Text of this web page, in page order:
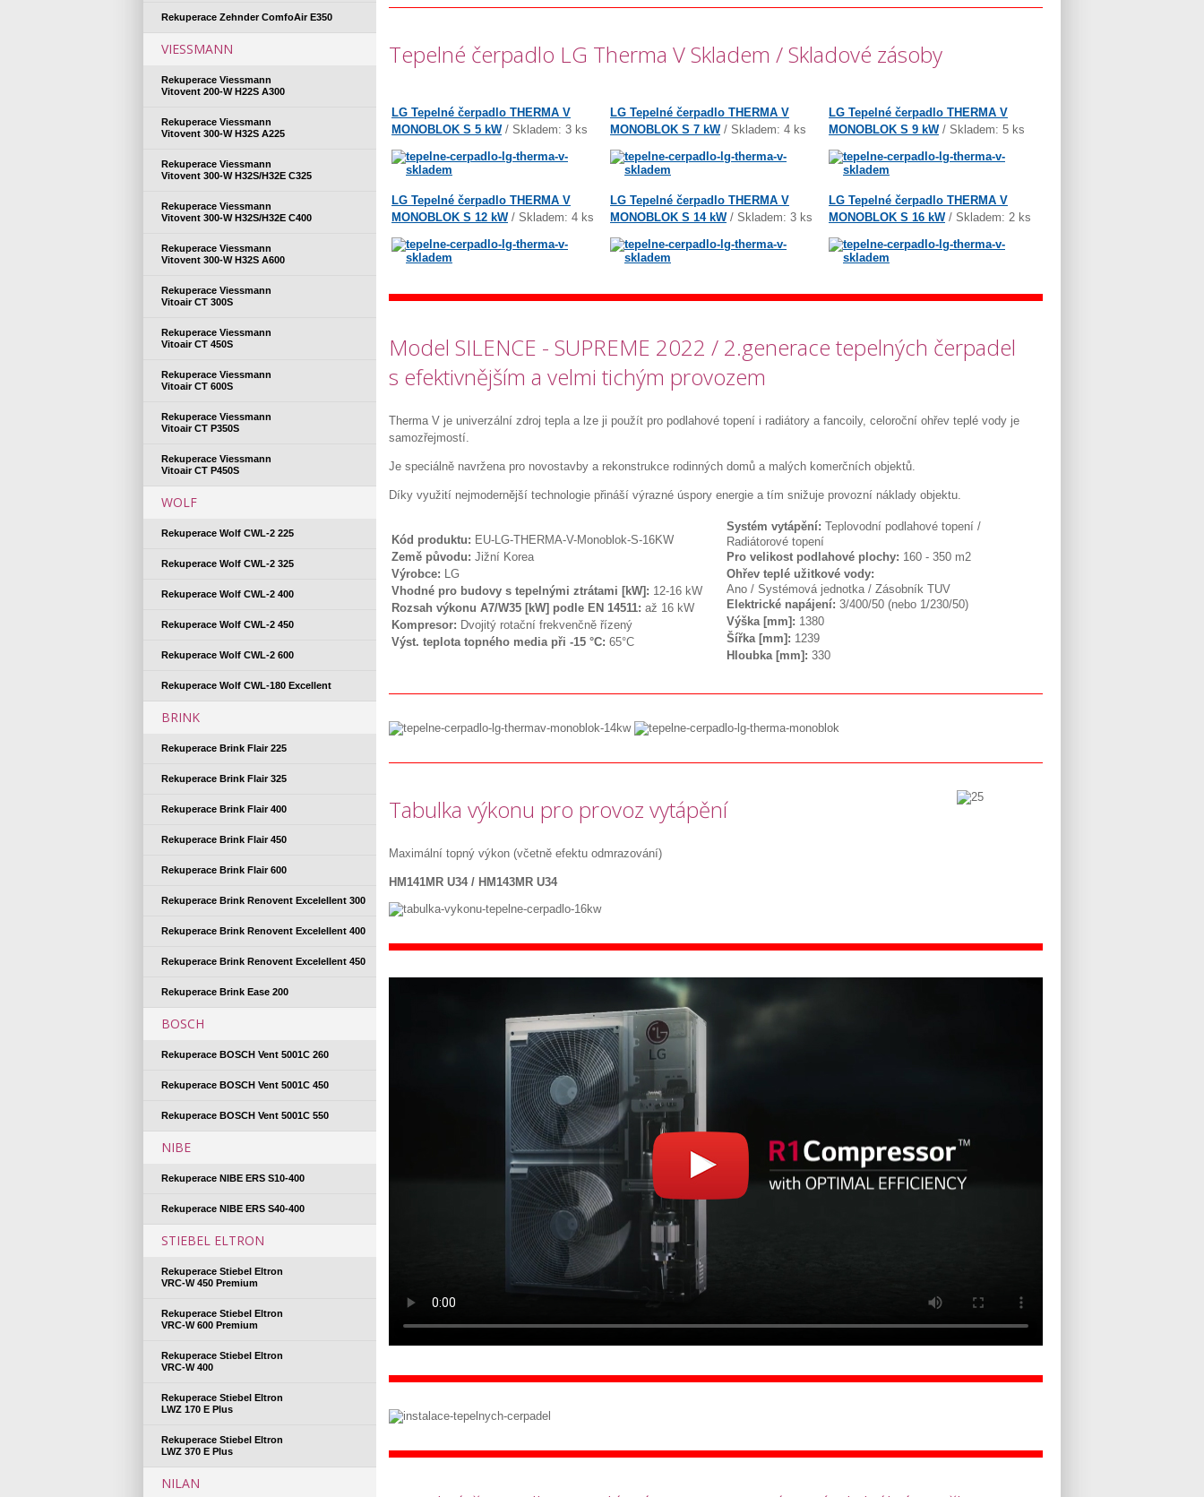
Rekuperace Zehnder ComfoAir E350
VIESSMANN
Rekuperace Viessmann
Vitovent 200-W H22S A300
Rekuperace Viessmann
Vitovent 300-W H32S A225
Rekuperace Viessmann
Vitovent 300-W H32S/H32E C325
Rekuperace Viessmann
Vitovent 300-W H32S/H32E C400
Rekuperace Viessmann
Vitovent 300-W H32S A600
Rekuperace Viessmann
Vitoair CT 300S
Rekuperace Viessmann
Vitoair CT 450S
Rekuperace Viessmann
Vitoair CT 600S
Rekuperace Viessmann
Vitoair CT P350S
Rekuperace Viessmann
Vitoair CT P450S
WOLF
Rekuperace Wolf CWL-2 225
Rekuperace Wolf CWL-2 325
Rekuperace Wolf CWL-2 400
Rekuperace Wolf CWL-2 450
Rekuperace Wolf CWL-2 600
Rekuperace Wolf CWL-180 Excellent
BRINK
Rekuperace Brink Flair 225
Rekuperace Brink Flair 325
Rekuperace Brink Flair 400
Rekuperace Brink Flair 450
Rekuperace Brink Flair 600
Rekuperace Brink Renovent Excelellent 300
Rekuperace Brink Renovent Excelellent 400
Rekuperace Brink Renovent Excelellent 450
Rekuperace Brink Ease 200
BOSCH
Rekuperace BOSCH Vent 5001C 260
Rekuperace BOSCH Vent 5001C 450
Rekuperace BOSCH Vent 5001C 550
NIBE
Rekuperace NIBE ERS S10-400
Rekuperace NIBE ERS S40-400
STIEBEL ELTRON
Rekuperace Stiebel Eltron
VRC-W 450 Premium
Rekuperace Stiebel Eltron
VRC-W 600 Premium
Rekuperace Stiebel Eltron
VRC-W 400
Rekuperace Stiebel Eltron
LWZ 170 E Plus
Rekuperace Stiebel Eltron
LWZ 370 E Plus
NILAN
Tepelné čerpadlo LG Therma V Skladem / Skladové zásoby
LG Tepelné čerpadlo THERMA V
MONOBLOK S 5 kW/ Skladem: 3 ks
LG Tepelné čerpadlo THERMA V
MONOBLOK S 7 kW/ Skladem: 4 ks
LG Tepelné čerpadlo THERMA V
MONOBLOK S 9 kW/ Skladem: 5 ks
LG Tepelné čerpadlo THERMA V
MONOBLOK S 12 kW/ Skladem: 4 ks
LG Tepelné čerpadlo THERMA V
MONOBLOK S 14 kW/ Skladem: 3 ks
LG Tepelné čerpadlo THERMA V
MONOBLOK S 16 kW/ Skladem: 2 ks
Model SILENCE - SUPREME 2022 / 2.generace tepelných čerpadel
s efektivnějším a velmi tichým provozem
Therma V je univerzální zdroj tepla a lze ji použít pro podlahové topení i radiátory a fancoily, celoroční ohřev teplé vody je
samozřejmostí.
Je speciálně navržena pro novostavby a rekonstrukce rodinných domů a malých komerčních objektů.
Díky využití nejmodernější technologie přináší výrazné úspory energie a tím snižuje provozní náklady objektu.
Kód produktu: EU-LG-THERMA-V-Monoblok-S-16KW
Země původu: Jižní Korea
Výrobce: LG
Vhodné pro budovy s tepelnými ztrátami [kW]: 12-16 kW
Rozsah výkonu A7/W35 [kW] podle EN 14511: až 16 kW
Kompresor: Dvojitý rotační frekvenčně řízený
Výst. teplota topného media při -15 °C: 65°C
Systém vytápění: Teplovodní podlahové topení /
Radiátorové topení
Pro velikost podlahové plochy: 160 - 350 m2
Ohřev teplé užitkové vody:
Ano / Systémová jednotka / Zásobník TUV
Elektrické napájení: 3/400/50 (nebo 1/230/50)
Výška [mm]: 1380
Šířka [mm]: 1239
Hloubka [mm]: 330
Tabulka výkonu pro provoz vytápění
Maximální topný výkon (včetně efektu odmrazování)
HM141MR U34 / HM143MR U34